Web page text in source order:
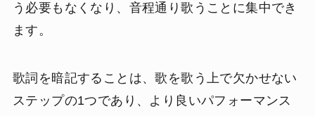
う必要もなくなり、音程通り歌うことに集中でき
ます。
歌詞を暗記することは、歌を歌う上で欠かせない
ステップの1つであり、より良いパフォーマンス